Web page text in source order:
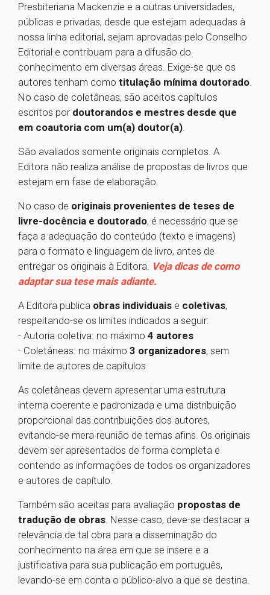
Presbiteriana Mackenzie e a outras universidades,
públicas e privadas, desde que estejam adequadas à
nossa linha editorial, sejam aprovadas pelo Conselho
Editorial e contribuam para a difusão do
conhecimento em diversas áreas. Exige-se que os
autores tenham como titulação mínima doutorado.
No caso de coletâneas, são aceitos capítulos
escritos por doutorandos e mestres desde que
em coautoria com um(a) doutor(a).
São avaliados somente originais completos. A
Editora não realiza análise de propostas de livros que
estejam em fase de elaboração.
No caso de originais provenientes de teses de
livre-docência e doutorado, é necessário que se
faça a adequação do conteúdo (texto e imagens)
para o formato e linguagem de livro, antes de
entregar os originais à Editora. Veja dicas de como
adaptar sua tese mais adiante.
A Editora publica obras individuais e coletivas,
respeitando-se os limites indicados a seguir:
- Autoria coletiva: no máximo 4 autores
- Coletâneas: no máximo 3 organizadores, sem
limite de autores de capítulos
As coletâneas devem apresentar uma estrutura
interna coerente e padronizada e uma distribuição
proporcional das contribuições dos autores,
evitando-se mera reunião de temas afins. Os originais
devem ser apresentados de forma completa e
contendo as informações de todos os organizadores
e autores de capítulo.
Também são aceitas para avaliação propostas de
tradução de obras. Nesse caso, deve-se destacar a
relevância de tal obra para a disseminação do
conhecimento na área em que se insere e a
justificativa para sua publicação em português,
levando-se em conta o público-alvo a que se destina.